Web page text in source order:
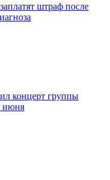
штраф после
концерт группы
июня